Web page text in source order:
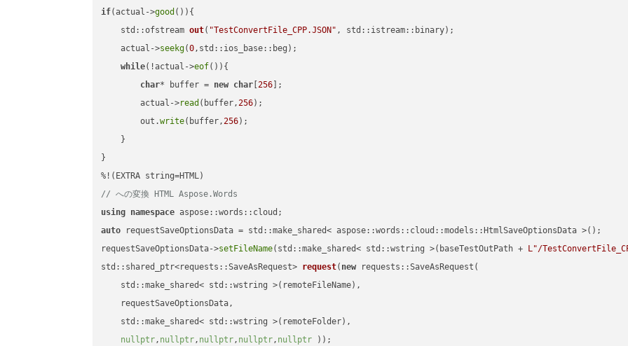
if(actual->good ()){
std::ofstream out( "TestConvertFile_CPP.JSON" , std::istream::binary) ;
    actual->
seekg(0,std::ios_base::beg);
while(!actual->eof()){
char* buffer = new char [256 ];
        actual->
read (buffer,256);
        out.
write(buffer,256);
    }
}
// への変換 HTML Aspose.Words
using namespace
auto requestSaveOptionsData = std::make_shared< aspose::words::cloud::models::HtmlSaveOptionsData >();
requestSaveOptionsData->setFileName(std::make_shared< std::wstring >(baseTestOutPath + L"/
std::shared_ptr<requests::SaveAsRequest> request( new requests::SaveAsRequest(
    std::make_shared< std::wstring >(remoteFileName),
    requestSaveOptionsData,
    std::make_shared< std::wstring >(remoteFolder),
nullptr, nullptr, nullptr, nullptr, nullptr ))